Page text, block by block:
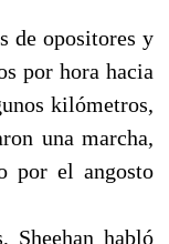
de opositores y
por hora hacia
kilómetros,
una marcha,
por el angosto
Sheehan habló